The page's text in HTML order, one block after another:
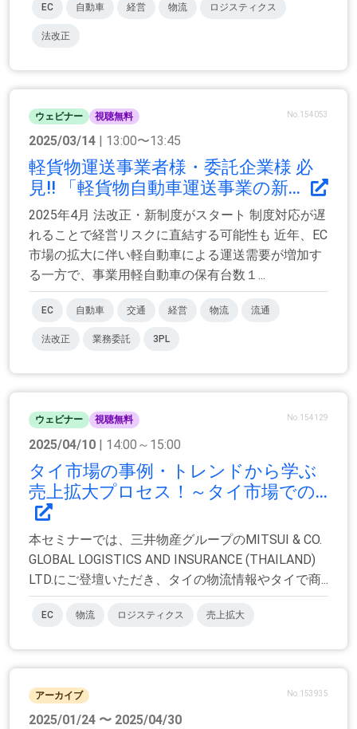
EC 自動車 経営 物流 ロジスティクス
法改正
ウェビナー 視聴無料 No.154053
2025/03/14 | 13:00〜13:45
軽貨物運送事業者様・委託企業様 必
見!! 「軽貨物自動車運送事業の新...
2025年4月 法改正・新制度がスタート 制度対応が遅
れることで経営リスクに直結する可能性も 近年、EC
市場の拡大に伴い軽自動車による運送需要が増加す
る一方で、事業用軽自動車の保有台数１...
EC 自動車 交通 経営 物流 流通
法改正 業務委託 3PL
ウェビナー 視聴無料 No.154129
2025/04/10 | 14:00～15:00
タイ市場の事例・トレンドから学ぶ
売上拡大プロセス！～タイ市場での...
本セミナーでは、三井物産グループのMITSUI & CO.
GLOBAL LOGISTICS AND INSURANCE (THAILAND)
LTD.にご登壇いただき、タイの物流情報やタイで商...
EC 物流 ロジスティクス 売上拡大
アーカイブ No.153935
2025/01/24 〜 2025/04/30